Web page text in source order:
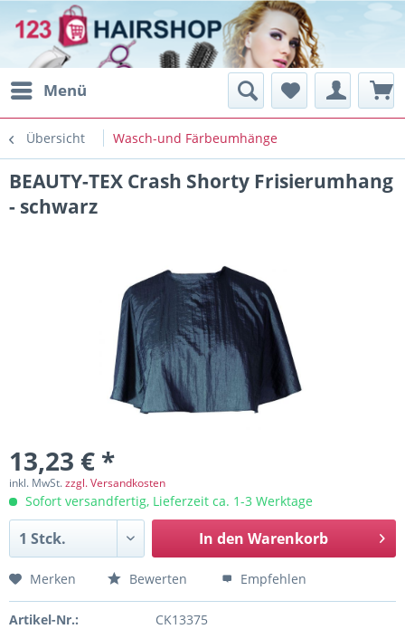
Menü
Übersicht Wasch-und Färbeumhänge
BEAUTY-TEX Crash Shorty Frisierumhang
- schwarz
13,23 € *
inkl. MwSt.zzgl. Versandkosten
Sofort versandfertig, Lieferzeit ca. 1-3 Werktage
In den Warenkorb
Merken Bewerten Empfehlen
Artikel-Nr.: CK13375